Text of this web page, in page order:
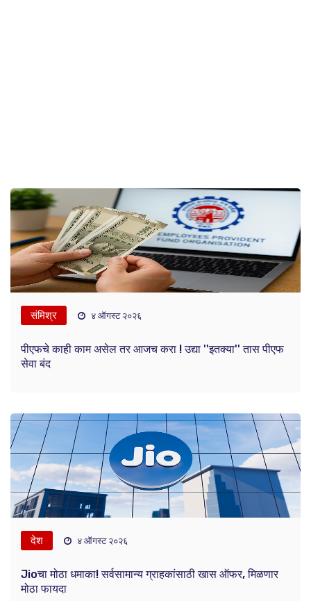
संमिश्र ४ ऑगस्ट २०२६
पीएफचे काही काम असेल तर आजच करा ! उद्या ''इतक्या'' तास पीएफ
सेवा बंद
देश ४ ऑगस्ट २०२६
Jioचा मोठा धमाका! सर्वसामान्य ग्राहकांसाठी खास ऑफर, मिळणार
मोठा फायदा